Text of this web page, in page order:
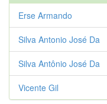
Erse Armando
Silva Antonio José Da
Silva Antônio José Da
Vicente Gil